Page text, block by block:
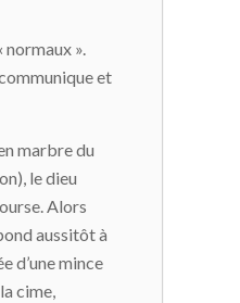
».
et
marbre du
le dieu
Alors
aussitôt à
d’une mince
cime,